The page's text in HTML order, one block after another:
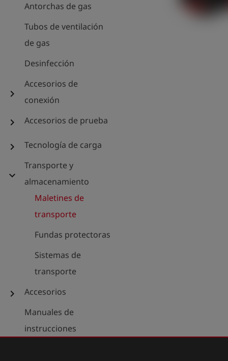
Antorchas de gas
Tubos de ventilación
de gas
Desinfección
chevron_right
Accesorios de
conexión
chevron_right Accesorios de prueba
chevron_right Tecnología de carga
expand_more
Transporte y
almacenamiento
Maletines de
transporte
Fundas protectoras
Sistemas de
transporte
chevron_right
Accesorios
Manuales de
instrucciones